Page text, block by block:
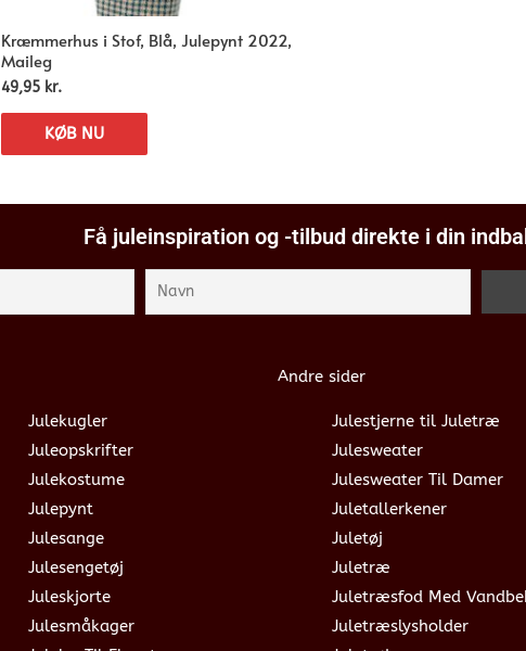
Kræmmerhus i Stof, Blå, Julepynt 2022,
Maileg
49,95 kr.
KØB NU
Få juleinspiration og -tilbud direkte i din
Andre sider
Julekugler
Juleopskrifter
Julekostume
Julepynt
Julesange
Julesengetøj
Juleskjorte
Julesmåkager
Julestjerne til Juletræ
Julesweater
Julesweater Til Damer
Juletallerkener
Juletøj
Juletræ
Juletræsfod Med
Juletræslysholder